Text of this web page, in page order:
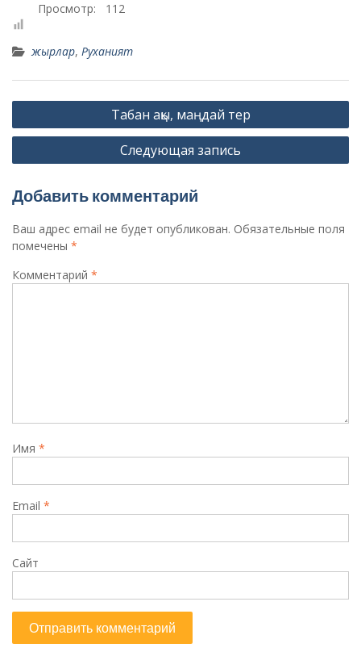
Просмотр:
112
жырлар, Руханият
Навигация
по
Табан ақы, маңдай тер
Следующая запись
Добавить комментарий
Ваш адрес email не будет опубликован. Обязательные поля
помечены *
Комментарий *
Имя *
Email *
Сайт